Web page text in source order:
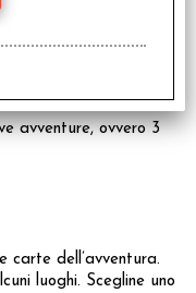
avventure, ovvero 3
carte dell’avventura.
luoghi. Scegline uno